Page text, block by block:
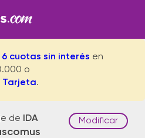
6 cuotas sin interés en
o
Tarjeta.
de IDA Modificar